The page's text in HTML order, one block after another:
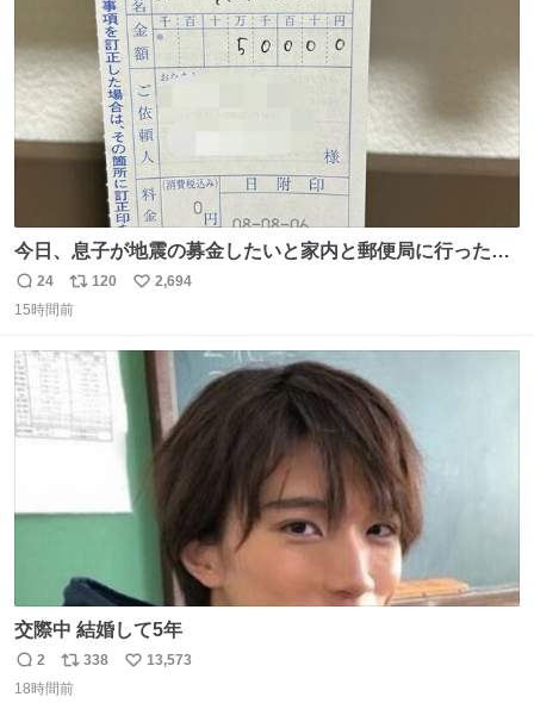
今日、息子が地震の募金したいと家内と郵便局に行ったみ
たいです。おもちゃとか買う選択肢もあったと思うけど、
自分で貯めてた2万円を役に立てて欲しい、みんなも元気
かできたらなぁと思いました。
返
信
24
リ
ポ
120
い
2,694
15時間前
交際中 結婚して5年
返
信
2
リ
ポ
338
い
13,573
18時間前